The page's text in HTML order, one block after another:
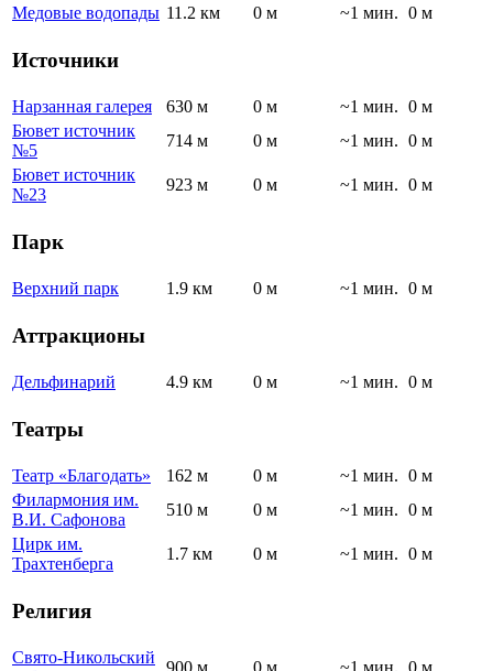
Медовые водопады 11.2 км 0 м ~1 мин. 0 м
Источники
Нарзанная галерея 630 м 0 м ~1 мин. 0 м
Бювет источник
№5
714 м 0 м ~1 мин. 0 м
Бювет источник
№23
923 м 0 м ~1 мин. 0 м
Парк
Верхний парк 1.9 км 0 м ~1 мин. 0 м
Аттракционы
Дельфинарий 4.9 км 0 м ~1 мин. 0 м
Театры
Театр «Благодать» 162 м 0 м ~1 мин. 0 м
Филармония им.
В.И. Сафонова
510 м 0 м ~1 мин. 0 м
Цирк им.
Трахтенберга
1.7 км 0 м ~1 мин. 0 м
Религия
Свято-Никольский
900 м 0 м ~1 мин. 0 м